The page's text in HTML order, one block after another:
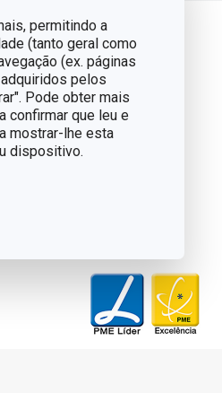
permitindo a
(tanto geral como
(ex. páginas
pelos
Pode obter mais
confirmar que leu e
mostrar-lhe esta
dispositivo.